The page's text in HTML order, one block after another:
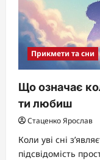
Прикмети та сни
Що означає
ти любиш
Стаценко Ярослав
Коли уві сні
підсвідомість